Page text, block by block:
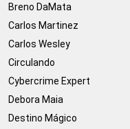
Breno DaMata
Carlos Martinez
Carlos Wesley
Circulando
Cybercrime Expert
Debora Maia
Destino Mágico